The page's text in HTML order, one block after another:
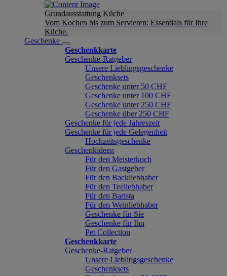
Grundausstattung Küche
Vom Kochen bis zum Servieren: Essentials für Ihre
Küche.
Geschenke
Geschenkkarte
Geschenke-Ratgeber
Unsere Lieblingsgeschenke
Geschenksets
Geschenke unter 50 CHF
Geschenke unter 100 CHF
Geschenke unter 250 CHF
Geschenke über 250 CHF
Geschenke für jede Jahreszeit
Geschenke für jede Gelegenheit
Hochzeitsgeschenke
Geschenkideen
Für den Meisterkoch
Für den Gastgeber
Für den Backliebhaber
Für den Teeliebhaber
Für den Barista
Für den Weinliebhaber
Geschenke für Sie
Geschenke für Ihn
Pet Collection
Geschenkkarte
Geschenke-Ratgeber
Unsere Lieblingsgeschenke
Geschenksets